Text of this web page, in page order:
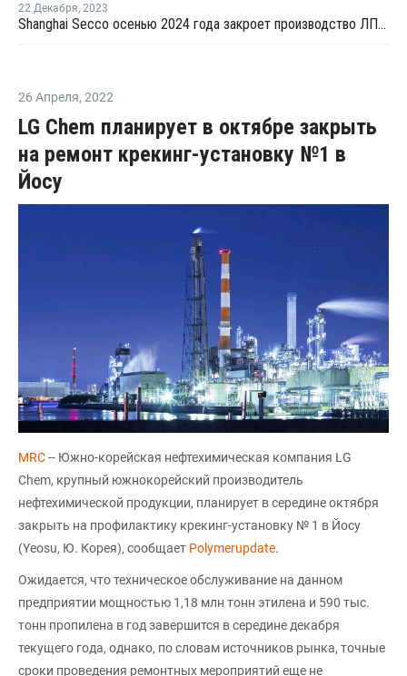
22 Декабря, 2023
Shanghai Secco осенью 2024 года закроет производство ЛПНП в Шанхае на ремонт
26 Апреля, 2022
LG Chem планирует в октябре закрыть
на ремонт крекинг-установку №1 в
Йосу
MRC-- Южно-корейская нефтехимическая компания LG
Chem, крупный южнокорейский производитель
нефтехимической продукции, планирует в середине октября
закрыть на профилактику крекинг-установку № 1 в Йосу
(Yeosu, Ю. Корея), сообщает Polymerupdate.
Ожидается, что техническое обслуживание на данном
предприятии мощностью 1,18 млн тонн этилена и 590 тыс.
тонн пропилена в год завершится в середине декабря
текущего года, однако, по словам источников рынка, точные
сроки проведения ремонтных мероприятий еще не